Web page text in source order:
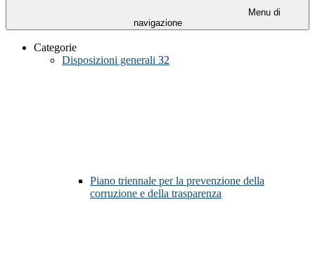
Menu di
navigazione
Categorie
Disposizioni generali 32
Piano triennale per la prevenzione della
corruzione e della trasparenza